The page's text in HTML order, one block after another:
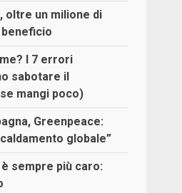
oltre un milione di
I 7 errori
sabotare il
mangi poco)
Greenpeace:
globale”
sempre più caro: